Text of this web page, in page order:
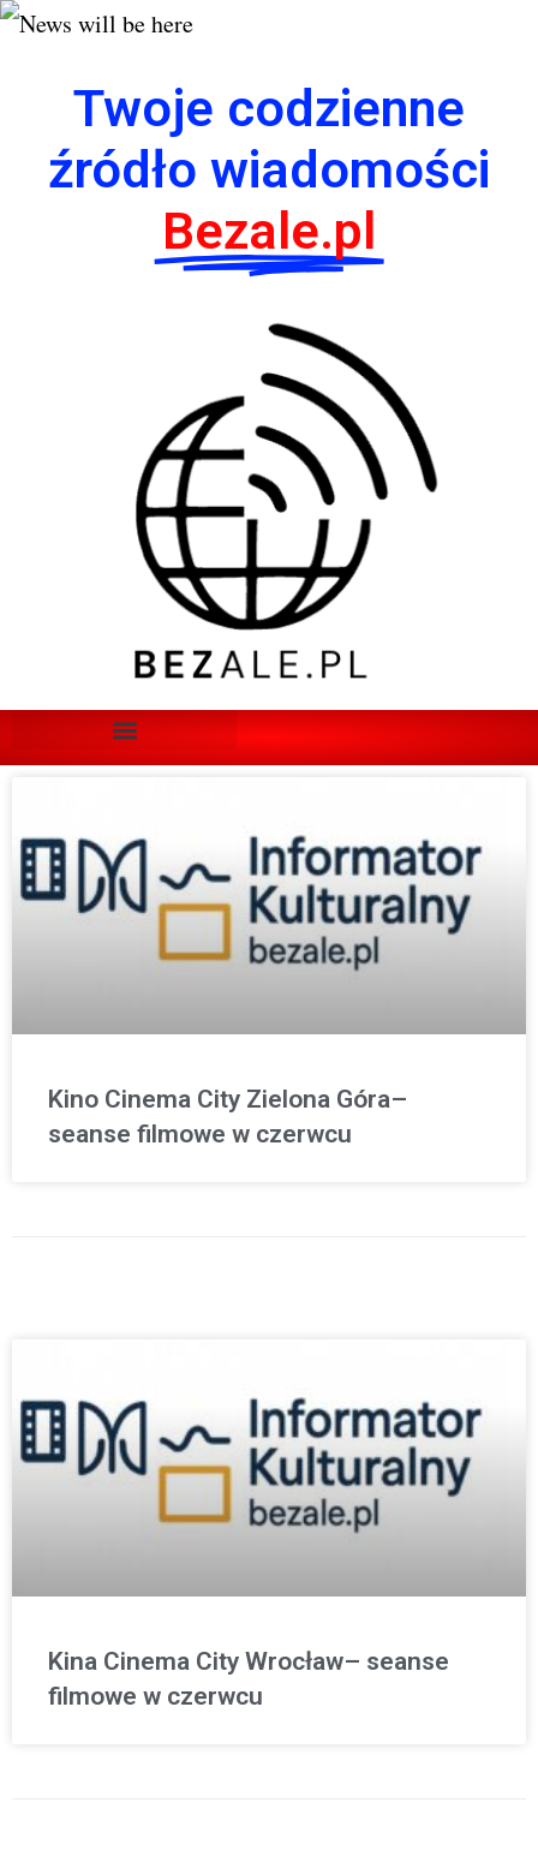
Twoje codzienne
źródło wiadomości
Bezale.pl
Kino Cinema City Zielona Góra–
seanse filmowe w czerwcu
Kina Cinema City Wrocław– seanse
filmowe w czerwcu